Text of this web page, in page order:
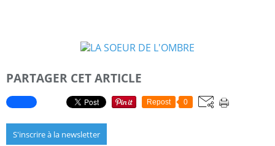
PARTAGER CET ARTICLE
Repost 0
S'inscrire à la newsletter